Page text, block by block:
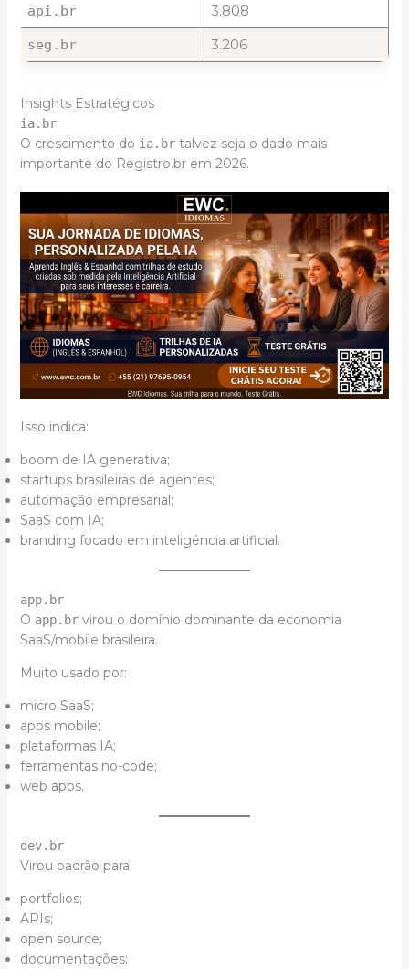
api.br 3.808
seg.br 3.206
Insights Estratégicos
ia.br
O crescimento do ia.brtalvez seja o dado mais
importante do Registro.br em 2026.
Isso indica:
boom de IA generativa;
startups brasileiras de agentes;
automação empresarial;
SaaS com IA;
branding focado em inteligência artificial.
app.br
O app.brvirou o domínio dominante da economia
SaaS/mobile brasileira.
Muito usado por:
micro SaaS;
apps mobile;
plataformas IA;
ferramentas no-code;
web apps.
dev.br
Virou padrão para:
portfolios;
APIs;
open source;
documentações;